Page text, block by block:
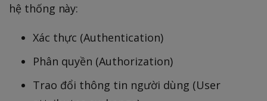
hệ thống này:
Xác thực (Authentication)
Phân quyền (Authorization)
Trao đổi thông tin người dùng (User